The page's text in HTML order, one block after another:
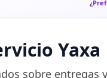
Yaxa
sobre